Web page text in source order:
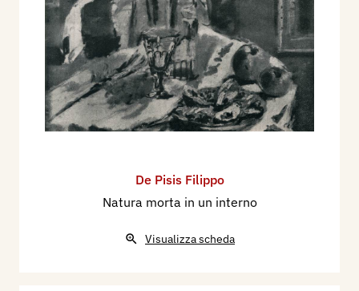
De Pisis Filippo
Natura morta in un interno
Visualizza scheda